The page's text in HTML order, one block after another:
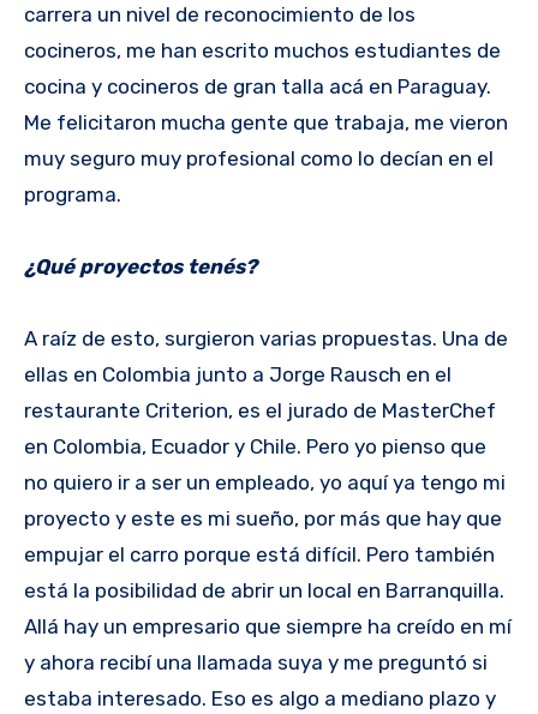
carrera un nivel de reconocimiento de los
cocineros, me han escrito muchos estudiantes de
cocina y cocineros de gran talla acá en Paraguay.
Me felicitaron mucha gente que trabaja, me vieron
muy seguro muy profesional como lo decían en el
programa.
¿Qué proyectos tenés?
A raíz de esto, surgieron varias propuestas. Una de
ellas en Colombia junto a Jorge Rausch en el
restaurante Criterion, es el jurado de MasterChef
en Colombia, Ecuador y Chile. Pero yo pienso que
no quiero ir a ser un empleado, yo aquí ya tengo mi
proyecto y este es mi sueño, por más que hay que
empujar el carro porque está difícil. Pero también
está la posibilidad de abrir un local en Barranquilla.
Allá hay un empresario que siempre ha creído en mí
y ahora recibí una llamada suya y me preguntó si
estaba interesado. Eso es algo a mediano plazo y